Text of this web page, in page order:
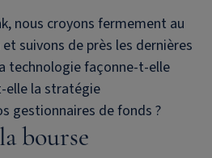
, nous croyons fermement au
suivons de près les dernières
technologie façonne-t-elle
elle la stratégie
gestionnaires de fonds ?
bourse